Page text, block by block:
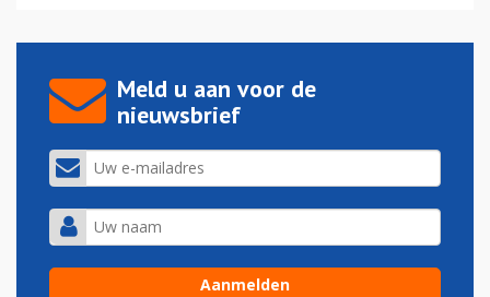
Meld u aan voor de
nieuwsbrief